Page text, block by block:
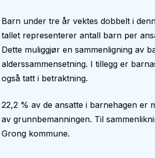
Barn under tre år vektes dobbelt i
tallet representerer antall barn per
Dette muliggjør en sammenligning av
alderssammensetning. I tillegg er
også tatt i betraktning.
22,2 % av de ansatte i barnehagen er
av grunnbemanningen. Til
Grong kommune.